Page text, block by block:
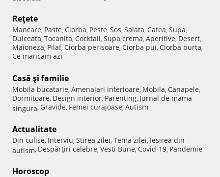
Reţete
Mancare, Paste, Ciorba, Peste, Sos, Salata, Cafea, Supa,
Dulceata, Tocanita, Cocktail, Supa crema, Aperitive, Desert,
Maioneza, Pilaf, Ciorba perisoare, Ciorba pui, Ciorba burta,
Ce mancam azi
Casă şi familie
Mobila bucatarie, Amenajari interioare, Mobila, Canapele,
Dormitoare, Design interior, Parenting, Jurnal de mama
singura, Gravide, Femei curajoase, Autism
Actualitate
Din culise, Interviu, Stirea zilei, Tema zilei, Iesirea din
autism, Despărţiri celebre, Vesti Bune, Covid-19, Pandemie
Horoscop